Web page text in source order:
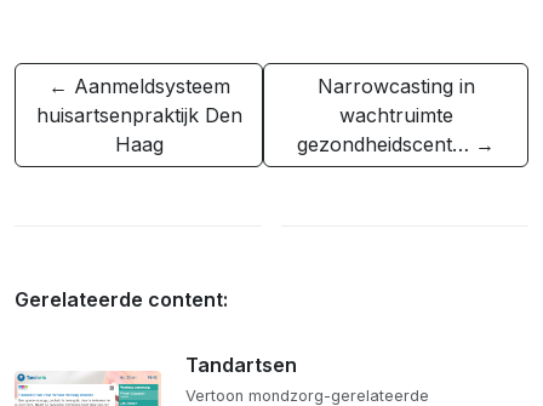
← Aanmeldsysteem
huisartsenpraktijk Den
Haag
Narrowcasting in
wachtruimte
gezondheidscent… →
Gerelateerde content:
Tandartsen
Vertoon mondzorg-gerelateerde